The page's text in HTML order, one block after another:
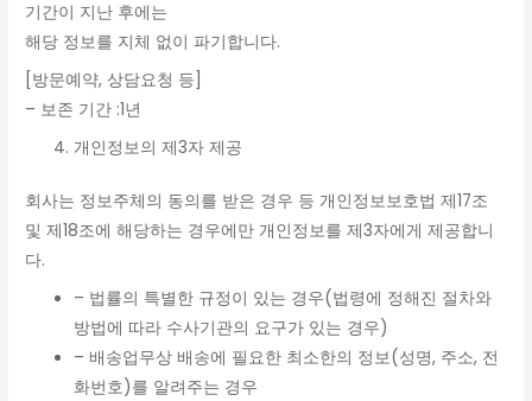
기간이 지난 후에는
해당 정보를 지체 없이 파기합니다.
[방문예약, 상담요청 등]
– 보존 기간 :1년
개인정보의 제3자 제공
회사는 정보주체의 동의를 받은 경우 등 개인정보보호법 제17조
및 제18조에 해당하는 경우에만 개인정보를 제3자에게 제공합니
다.
– 법률의 특별한 규정이 있는 경우(법령에 정해진 절차와
방법에 따라 수사기관의 요구가 있는 경우)
– 배송업무상 배송에 필요한 최소한의 정보(성명, 주소, 전
화번호)를 알려주는 경우